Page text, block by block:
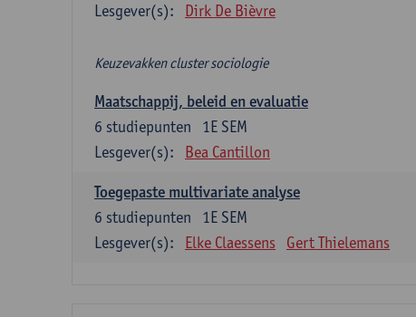
Lesgever(s):
Dirk De Bièvre
Keuzevakken cluster sociologie
Maatschappij, beleid en evaluatie
1E SEM
6 studiepunten
Lesgever(s):
Bea Cantillon
Toegepaste multivariate analyse
1E SEM
6 studiepunten
Lesgever(s):
Elke Claessens Gert Thielemans